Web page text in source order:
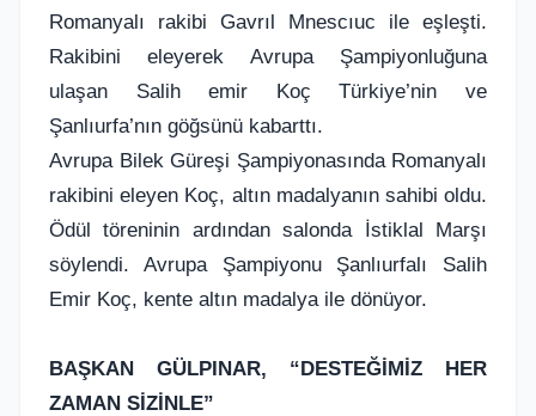
Romanyalı rakibi Gavrıl Mnescıuc ile eşleşti.
Rakibini eleyerek Avrupa Şampiyonluğuna
ulaşan Salih emir Koç Türkiye’nin ve
Şanlıurfa’nın göğsünü kabarttı.
Avrupa Bilek Güreşi Şampiyonasında Romanyalı
rakibini eleyen Koç, altın madalyanın sahibi oldu.
Ödül töreninin ardından salonda İstiklal Marşı
söylendi. Avrupa Şampiyonu Şanlıurfalı Salih
Emir Koç, kente altın madalya ile dönüyor.
BAŞKAN GÜLPINAR, “DESTEĞİMİZ HER
ZAMAN SİZİNLE”